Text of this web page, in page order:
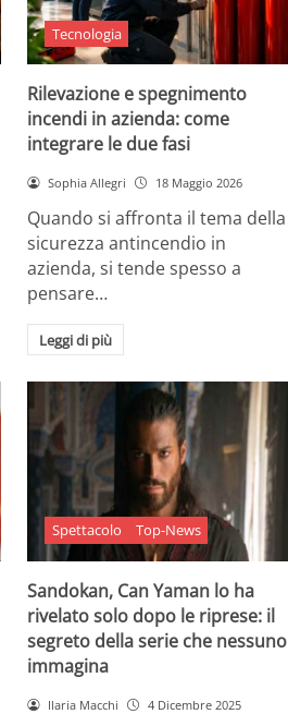
Tecnologia
Rilevazione e spegnimento
incendi in azienda: come
integrare le due fasi
Sophia Allegri 18 Maggio 2026
Quando si affronta il tema della
sicurezza antincendio in
azienda, si tende spesso a
pensare…
Leggi di più
Spettacolo Top-News
Sandokan, Can Yaman lo ha
rivelato solo dopo le riprese: il
segreto della serie che nessuno
immagina
Ilaria Macchi 4 Dicembre 2025